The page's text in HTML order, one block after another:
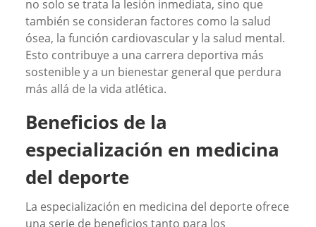
no solo se trata la lesión inmediata, sino que
también se consideran factores como la salud
ósea, la función cardiovascular y la salud mental.
Esto contribuye a una carrera deportiva más
sostenible y a un bienestar general que perdura
más allá de la vida atlética.
Beneficios de la
especialización en medicina
del deporte
La especialización en medicina del deporte ofrece
una serie de beneficios tanto para los